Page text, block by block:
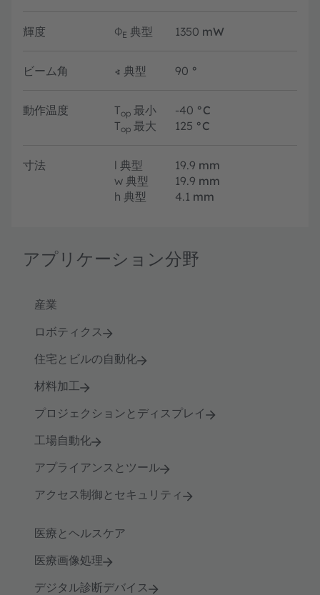
輝度 ΦE 典型 1350 mW
ビーム角 ∢ 典型 90 °
動作温度 Top 最小 -40 °C
Top 最大 125 °C
寸法 l 典型 19.9 mm
w 典型 19.9 mm
h 典型 4.1 mm
アプリケーション分野
産業
ロボティクス
住宅とビルの自動化
材料加工
プロジェクションとディスプレイ
工場自動化
アプライアンスとツール
アクセス制御とセキュリティ
医療とヘルスケア
医療画像処理
デジタル診断デバイス